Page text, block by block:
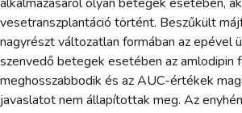
vesetranszplantáció történt. Beszűkült
nagyrészt változatlan formában az epével
szenvedő betegek esetében az amlodipin
meghosszabbodik és az AUC-értékek
javaslatot nem állapítottak meg. Az